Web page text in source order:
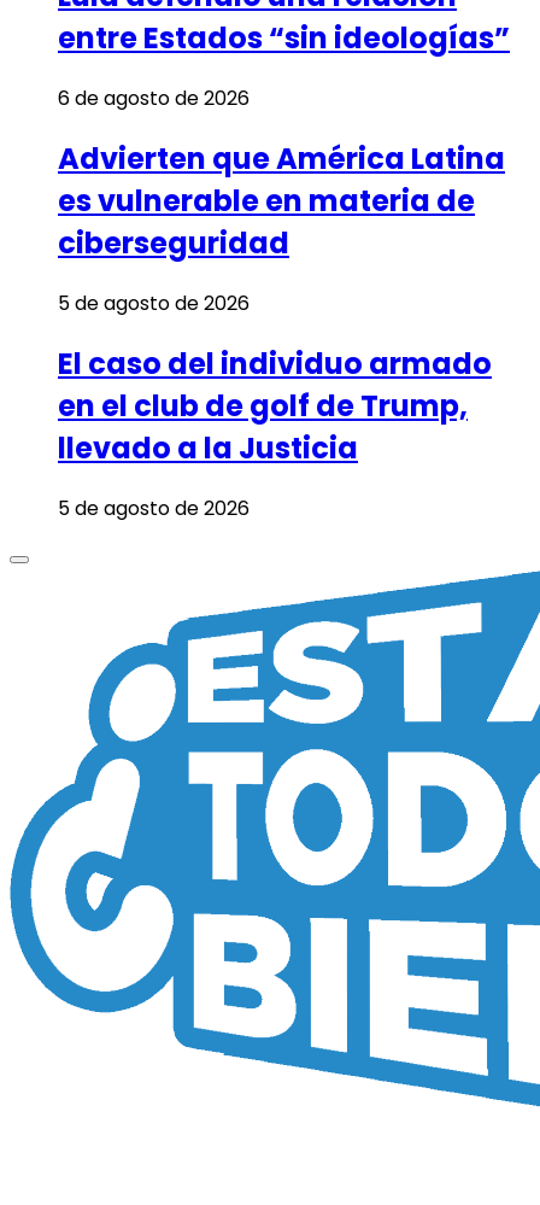
entre Estados “sin ideologías”
6 de agosto de 2026
Advierten que América Latina
es vulnerable en materia de
ciberseguridad
5 de agosto de 2026
El caso del individuo armado
en el club de golf de Trump,
llevado a la Justicia
5 de agosto de 2026